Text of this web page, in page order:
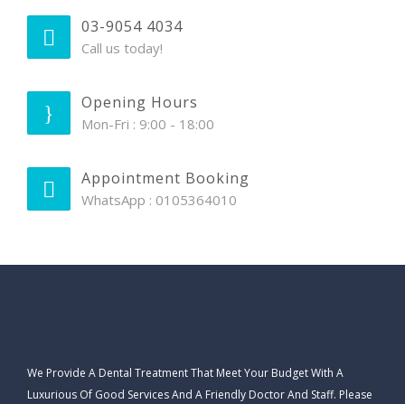
03-9054 4034
Call us today!
Opening Hours
Mon-Fri : 9:00 - 18:00
Appointment Booking
WhatsApp : 0105364010
We Provide A Dental Treatment That Meet Your Budget With A
Luxurious Of Good Services And A Friendly Doctor And Staff. Please